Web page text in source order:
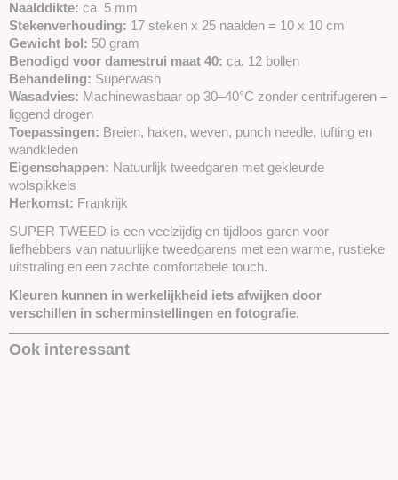
Naalddikte: ca. 5 mm
Stekenverhouding: 17 steken x 25 naalden = 10 x 10 cm
Gewicht bol: 50 gram
Benodigd voor damestrui maat 40: ca. 12 bollen
Behandeling: Superwash
Wasadvies: Machinewasbaar op 30–40°C zonder centrifugeren –
liggend drogen
Toepassingen: Breien, haken, weven, punch needle, tufting en
wandkleden
Eigenschappen: Natuurlijk tweedgaren met gekleurde
wolspikkels
Herkomst: Frankrijk
SUPER TWEED is een veelzijdig en tijdloos garen voor
liefhebbers van natuurlijke tweedgarens met een warme, rustieke
uitstraling en een zachte comfortabele touch.
Kleuren kunnen in werkelijkheid iets afwijken door
verschillen in scherminstellingen en fotografie.
Ook interessant